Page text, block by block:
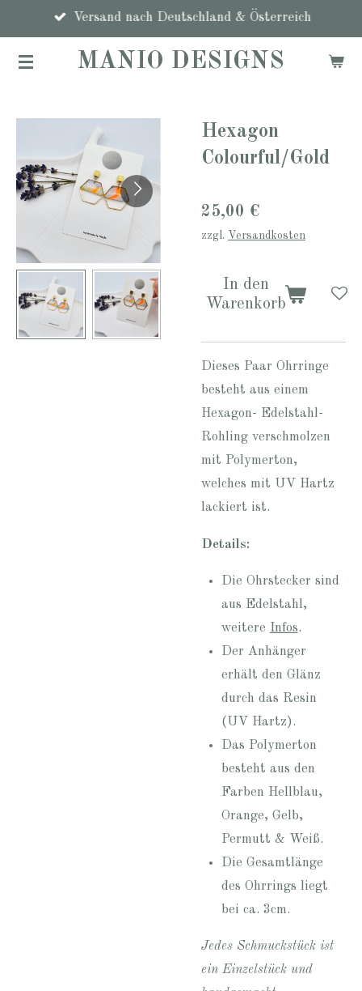
Hauptinhalt
springen
MANIO DESIGNS
Versand nach Deutschland & Österreich
Hexagon
Colourful/Gold
25,00 €
zzgl. Versandkosten
In den
Warenkorb
Dieses Paar Ohrringe
besteht aus einem
Hexagon- Edelstahl-
Rohling verschmolzen
mit Polymerton,
welches mit UV Hartz
lackiert ist.
Details:
Die Ohrstecker sind
aus Edelstahl,
weitere Infos.
Der Anhänger
erhält den Glänz
durch das Resin
(UV Hartz).
Das Polymerton
besteht aus den
Farben Hellblau,
Orange, Gelb,
Permutt & Weiß.
Die Gesamtlänge
des Ohrrings liegt
bei ca. 3cm.
Jedes Schmuckstück ist
ein Einzelstück und